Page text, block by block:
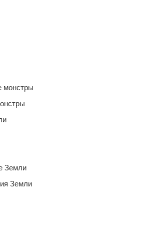
монстры
Земли
Земли